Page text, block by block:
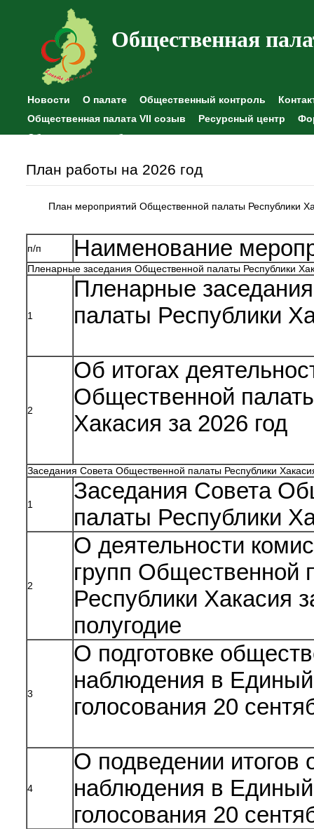
Общественная
Новости О палате Общественный контроль
Общественная палата VII созыв
Ресурсный центр
Общественные наблюдения
План работы на 2026 год
План мероприятий Общественной палаты Республики
п/п Наименование
Пленарные заседания Общественной палаты Республики
1
Пленарные
палаты Республики
2
Об итогах
Общественной
Хакасия за 2026 год
Заседания Совета Общественной палаты Республики
1
Заседания Совета
палаты Республики
2
О деятельности
групп Общественной
Республики Хакасия
полугодие
3
О подготовке
наблюдения в
голосования 20
4
О подведении итогов
наблюдения в
голосования 20